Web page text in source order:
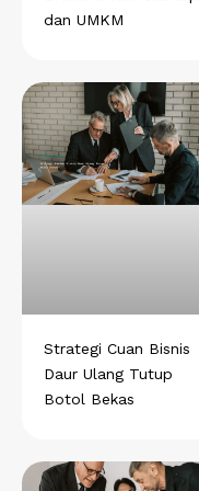
dan UMKM
Strategi Cuan Bisnis
Daur Ulang Tutup
Botol Bekas